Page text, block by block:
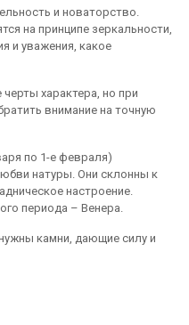
и новаторство.
на принципе зеркальности,
и уважения, какое
характера, но при
внимание на точную
по 1-е февраля)
натуры. Они склонны к
настроение.
периода – Венера.
камни, дающие силу и